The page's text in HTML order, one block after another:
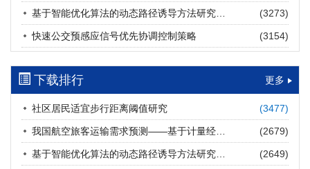
西部陆海新通道氢走廊建设对交通运输领域低碳转型的推动作
用
罗文格, 黄承锋, 关海长
2026, 12(3): 190-201.https://doi.org/10.16503/j.cnki.2095-
9931.2026.03.015
摘要 (24) HTML(23)
交能融合背景下零碳货运走廊利益主体的策略演化与影响因素
张海涛, 姚琛, 唐治豪, 谢明辉, 王元庆
2026, 12(3): 202-216.https://doi.org/10.16503/j.cnki.2095-
9931.2026.03.016
(3273)
快速公交预感应信号优先协调控制策略 (3154)
下载排行 更多
社区居民适宜步行距离阈值研究 (3477)
(2679)
(2649)